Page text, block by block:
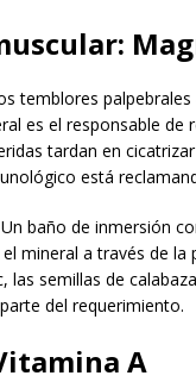
temblores
es el responsable
tardan en
está
Un baño de inmersión
mineral a través de
las semillas de
del requerimiento.
A